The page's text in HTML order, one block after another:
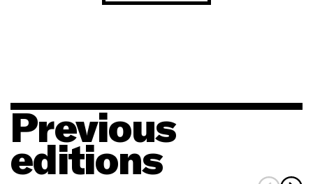
Previous
editions